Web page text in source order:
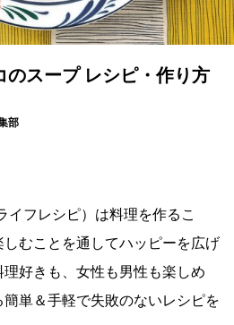
のスープ レシピ・作り方
部
イフレシピ）は料理を作るこ
むことを通してハッピーを広げ
好きも、女性も男性も楽しめ
単＆手軽で失敗のないレシピを